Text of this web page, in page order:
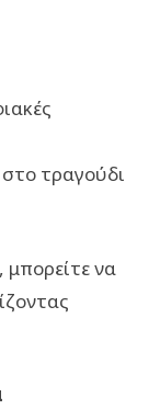
στο τραγούδι
, μπορείτε να